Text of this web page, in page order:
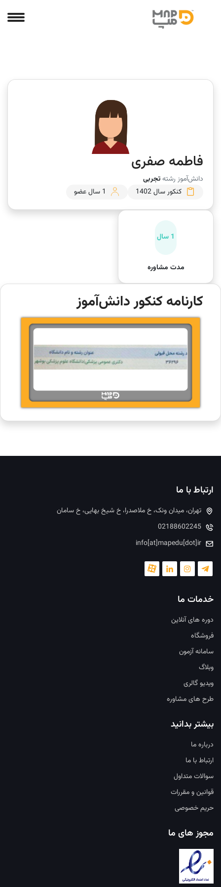
فاطمه صفری
دانش‌آموز رشتهتجربی
کنکور سال 1402
1 سال عضو
1 سال
مدت مشاوره
کارنامه کنکور دانش‌آموز
ارتباط با ما
تهران، میدان ونک، خ ملاصدرا، خ شیخ بهایی، خ سامان
02188602245
info[at]mapedu[dot]ir
خدمات ما
دوره های آنلاین
فروشگاه
سامانه آزمون
وبلاگ
ویدیو گالری
طرح های مشاوره
بیشتر بدانید
درباره ما
ارتباط با ما
سوالات متداول
قوانین و مقررات
حریم خصوصی
مجوز های ما